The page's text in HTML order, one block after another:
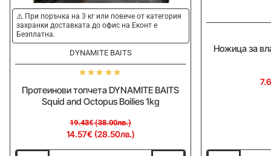
-25%
⚠️ При поръчка на 3 кг или повече от категория
захранки доставката до офис на Еконт е
Безплатна.
DYNAMITE BAITS
Протеинови топчета DYNAMITE BAITS
Squid and Octopus Boilies 1kg
14.57€ (28.50лв.)
19.43€ (38.00лв.)
Ножица за